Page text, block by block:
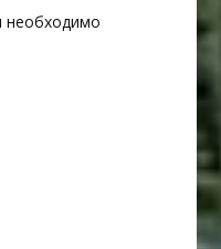
необходимо